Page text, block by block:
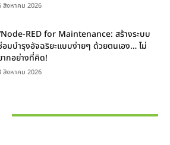
สิงหาคม 2026
RED for Maintenance: สร้างระบบ
อมบำรุงอัจฉริยะแบบง่ายๆ ด้วยตนเอง… ไม่
ากอย่างที่คิด!
สิงหาคม 2026